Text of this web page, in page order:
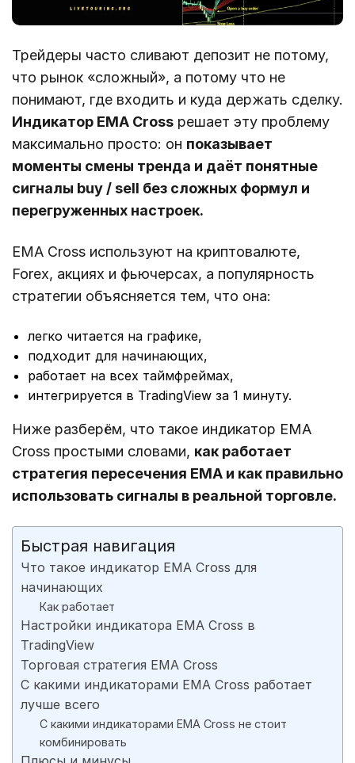
Трейдеры часто сливают депозит не потому,
что рынок «сложный», а потому что не
понимают, где входить и куда держать сделку.
Индикатор EMA Cross решает эту проблему
максимально просто: он показывает
моменты смены тренда и даёт понятные
сигналы buy / sell без сложных формул и
перегруженных настроек.
EMA Cross используют на криптовалюте,
Forex, акциях и фьючерсах, а популярность
стратегии объясняется тем, что она:
легко читается на графике,
подходит для начинающих,
работает на всех таймфреймах,
интегрируется в TradingView за 1 минуту.
Ниже разберём, что такое индикатор EMA
Cross простыми словами, как работает
стратегия пересечения EMA и как правильно
использовать сигналы в реальной торговле.
Быстрая навигация
Что такое индикатор EMA Cross для
начинающих
Как работает
Настройки индикатора EMA Cross в
TradingView
Торговая стратегия EMA Cross
С какими индикаторами EMA Cross работает
лучше всего
С какими индикаторами EMA Cross не стоит
комбинировать